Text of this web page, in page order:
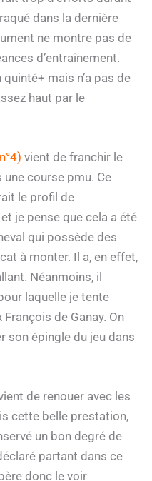
dans la dernière
ne montre pas de
d’entraînement.
mais n’a pas de
haut par le
vient de franchir le
une course pmu. Ce
le profil de
je pense que cela a été
qui possède des
à monter. Il a, en effet,
Néanmoins, il
laquelle je tente
de Ganay. On
son épingle du jeu dans
de renouer avec les
cette belle prestation,
un bon degré de
partant dans ce
donc le voir